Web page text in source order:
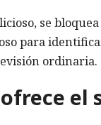
se
para
ordinaria.